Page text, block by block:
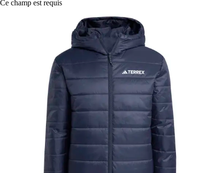
Ce champ est requis